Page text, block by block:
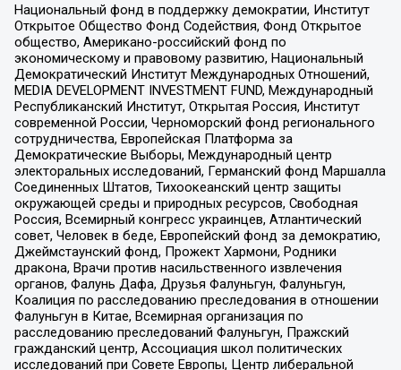
Национальный фонд в поддержку демократии, Институт
Открытое Общество Фонд Содействия, Фонд Открытое
общество, Американо-российский фонд по
экономическому и правовому развитию, Национальный
Демократический Институт Международных Отношений,
MEDIA DEVELOPMENT INVESTMENT FUND, Международный
Республиканский Институт, Открытая Россия, Институт
современной России, Черноморский фонд регионального
сотрудничества, Европейская Платформа за
Демократические Выборы, Международный центр
электоральных исследований, Германский фонд Маршалла
Соединенных Штатов, Тихоокеанский центр защиты
окружающей среды и природных ресурсов, Свободная
Россия, Всемирный конгресс украинцев, Атлантический
совет, Человек в беде, Европейский фонд за демократию,
Джеймстаунский фонд, Прожект Хармони, Родники
дракона, Врачи против насильственного извлечения
органов, Фалунь Дафа, Друзья Фалуньгун, Фалуньгун,
Коалиция по расследованию преследования в отношении
Фалуньгун в Китае, Всемирная организация по
расследованию преследований Фалуньгун, Пражский
гражданский центр, Ассоциация школ политических
исследований при Совете Европы, Центр либеральной